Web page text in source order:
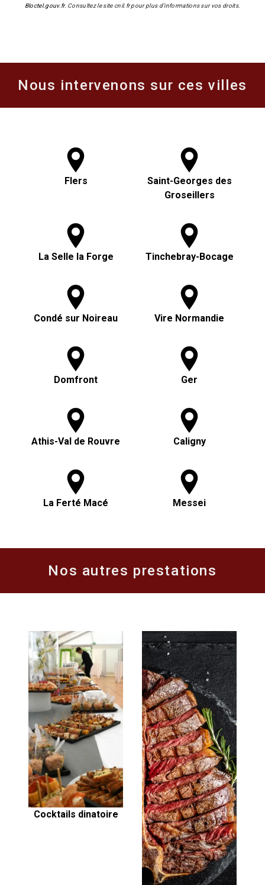
Bloctel.gouv.fr. Consultez le site cnil.fr pour plus d’informations sur vos droits.
Nous intervenons sur ces villes
Flers
Saint-Georges des
Groseillers
La Selle la Forge Tinchebray-Bocage
Condé sur Noireau Vire Normandie
Domfront Ger
Athis-Val de Rouvre Caligny
La Ferté Macé Messei
Nos autres prestations
Cocktails dinatoire